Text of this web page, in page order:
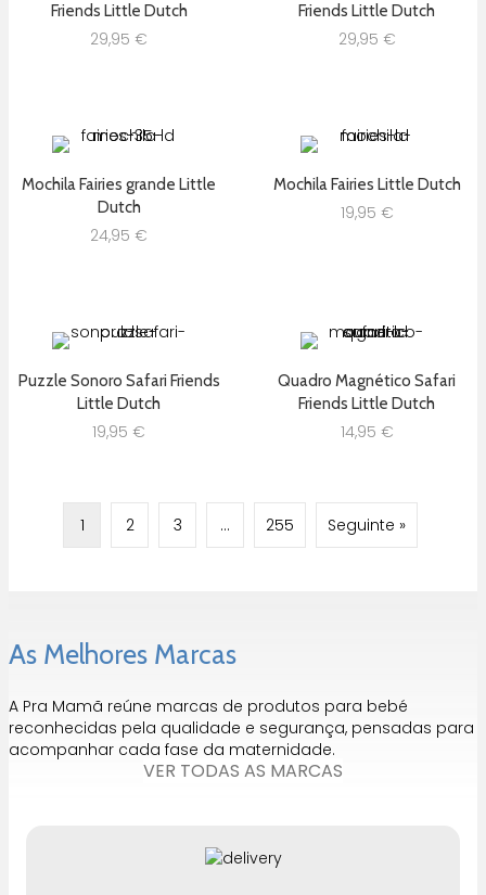
Friends Little Dutch
29,95 €
Friends Little Dutch
29,95 €
Mochila Fairies grande Little
Dutch
24,95 €
Mochila Fairies Little Dutch
19,95 €
Puzzle Sonoro Safari Friends
Little Dutch
19,95 €
Quadro Magnético Safari
Friends Little Dutch
14,95 €
1 2 3 … 255 Seguinte »
As Melhores Marcas
A Pra Mamã reúne marcas de produtos para bebé
reconhecidas pela qualidade e segurança, pensadas para
acompanhar cada fase da maternidade.
VER TODAS AS MARCAS